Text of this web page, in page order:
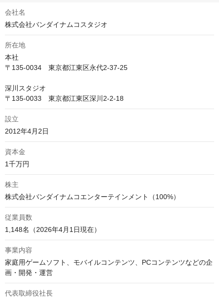
会社名
株式会社バンダイナムコスタジオ
所在地
本社
〒135-0034　東京都江東区永代2-37-25
深川スタジオ
〒135-0033　東京都江東区深川2-2-18
設立
資本金
株主
従業員数
1,148名（2026年4月1日現在）
事業内容
家庭用ゲームソフト、モバイルコンテンツ、PCコンテンツなどの企
代表取締役社長